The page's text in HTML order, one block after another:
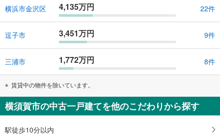
横浜市金沢区 4,135万円 22件
逗子市 3,451万円 9件
三浦市 1,772万円 8件
賃貸中の物件を除いています。
横須賀市の中古一戸建てを他のこだわりから探す
駅徒歩10分以内